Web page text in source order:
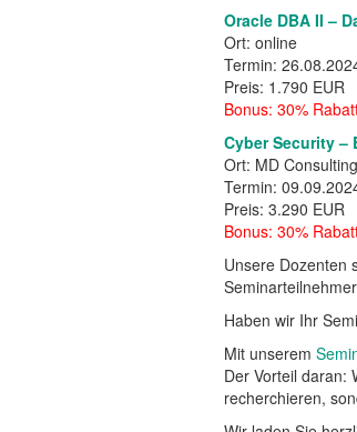
Oracle DBA II –
Ort: online
Termin:
Preis: 1.790 EUR
Bonus: 30%
Cyber Security –
Ort: MD
Termin:
Preis: 3.290 EUR
Bonus: 30%
Unsere Dozenten
Haben wir Ihr
Mit unserem
Der Vorteil daran:
recherchieren,